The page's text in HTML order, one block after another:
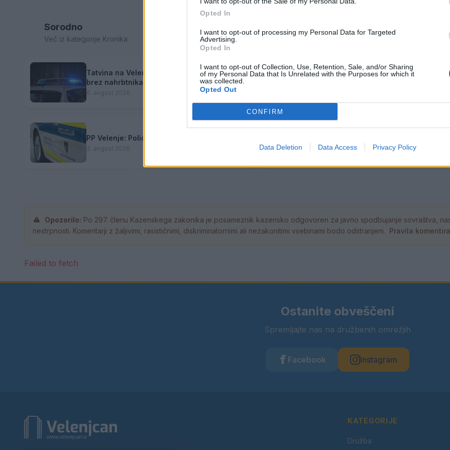
Opted In
I want to opt-out of processing my Personal Data for Targeted
Advertising.
Opted In
I want to opt-out of Collection, Use, Retention, Sale, and/or Sharing
of my Personal Data that Is Unrelated with the Purposes for which it
was collected.
Opted Out
CONFIRM
Data Deletion Data Access Privacy Policy
Sorodno
Več iz kategorije Kronika
Tatvina na Velenjski plaži: Obiskovalec ostal
brez nahrbtnika in osebnih predmetov
6. avgust 2026
Nova ljubezenska prevara:
PP Velenje: Policijsko poročilo - 3. 8. 2026
3. avgust 2026
letnik moškega udaril s steklenico
zabodel
Opozorilo: Po 297. členu Kazenskega zakonika je posameznik kazensko odgovoren za javno spodbujanje sovraštva,
nestrpnosti. Komentarji z žaljivimi, rasističnimi, diskriminatornimi ali nezakonitimi vsebinami bodo odstranjeni. Pravila
Failed to fetch
Ostanite obveščeni
Spremljajte nas na družbenih omrežjih
Facebook Instagram
KATEGORIJE
Družba